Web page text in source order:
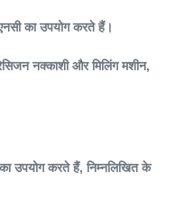
का उपयोग करते हैं।
नक्काशी और मिलिंग मशीन,
उपयोग करते हैं, निम्नलिखित के